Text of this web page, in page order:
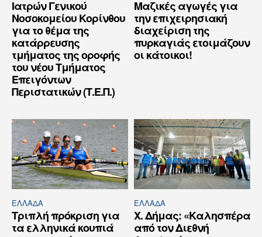
Ιατρών Γενικού
Νοσοκομείου Κορίνθου
για το θέμα της
κατάρρευσης
τμήματος της οροφής
του νέου Τμήματος
Επειγόντων
Περιστατικών (Τ.Ε.Π.)
Μαζικές αγωγές για
την επιχειρησιακή
διαχείριση της
πυρκαγιάς ετοιμάζουν
οι κάτοικοι!
ΕΛΛΆΔΑ
Τριπλή πρόκριση για
τα ελληνικά κουπιά
ΕΛΛΆΔΑ
Χ. Δήμας: «Καλησπέρα
από τον Διεθνή